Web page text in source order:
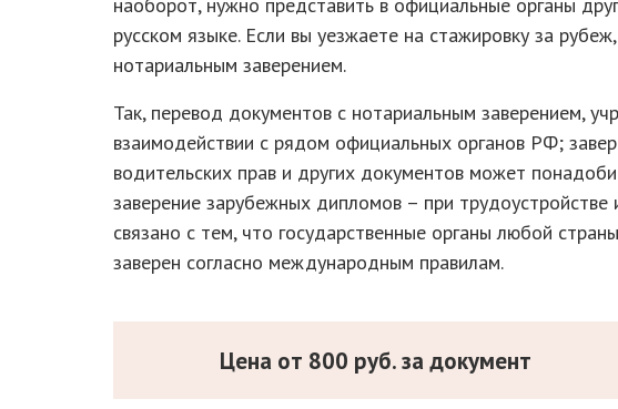
наоборот, нужно представить в официальные органы
русском языке. Если вы уезжаете на стажировку за
нотариальным заверением.
Так, перевод документов с нотариальным заверением,
взаимодействии с рядом официальных органов РФ;
водительских прав и других документов может
заверение зарубежных дипломов – при
связано с тем, что государственные органы любой
заверен согласно международным правилам.
Цена от 800 руб. за документ